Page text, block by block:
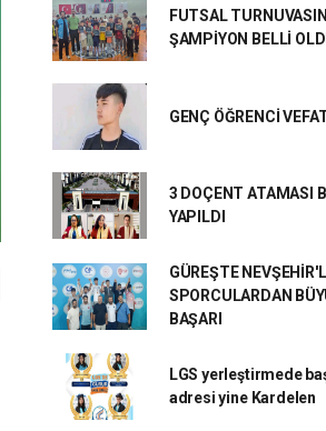
FUTSAL
ŞAMPİYON BELLİ
GENÇ ÖĞRENCİ
3 DOÇENT ATAMASI
YAPILDI
GÜREŞTE
SPORCULARDAN
BAŞARI
LGS yerleştirmede
adresi yine Kardelen